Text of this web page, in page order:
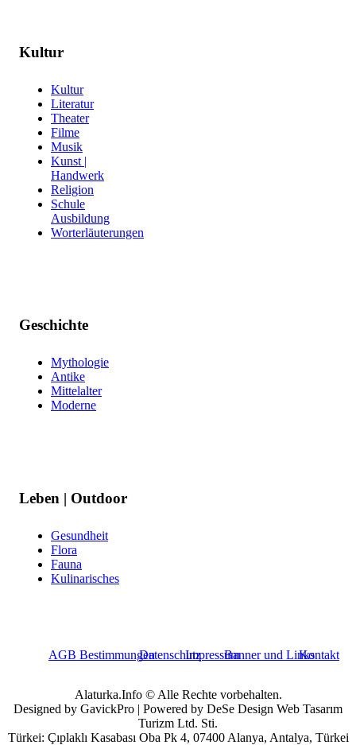
Kultur
Kultur
Literatur
Theater
Filme
Musik
Kunst |
Handwerk
Religion
Schule
Ausbildung
Worterläuterungen
Geschichte
Mythologie
Antike
Mittelalter
Moderne
Leben | Outdoor
Gesundheit
Flora
Fauna
Kulinarisches
AGB BestimmungenDatenschutzImpressumBanner und LinksKontakt
Alaturka.Info © Alle Rechte vorbehalten.
Designed by GavickPro | Powered by DeSe Design Web Tasarım
Turizm Ltd. Sti.
Türkei: Çıplaklı Kasabası Oba Pk 4, 07400 Alanya, Antalya, Türkei